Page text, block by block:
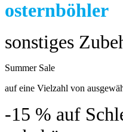
osternböhler
sonstiges
Summer Sale
auf eine Vielzahl von
-15 % auf